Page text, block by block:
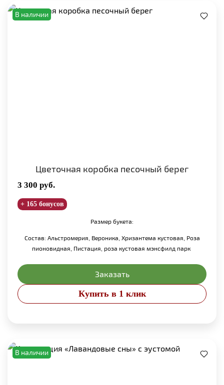
В наличии
Цветочная коробка песочный берег
3 300 руб.
+ 165 бонусов
Размер букета:
Состав: Альстромерия, Вероника, Хризантема кустовая, Роза
пионовидная, Пистация, роза кустовая мэнсфилд парк
Заказать
Купить в 1 клик
В наличии